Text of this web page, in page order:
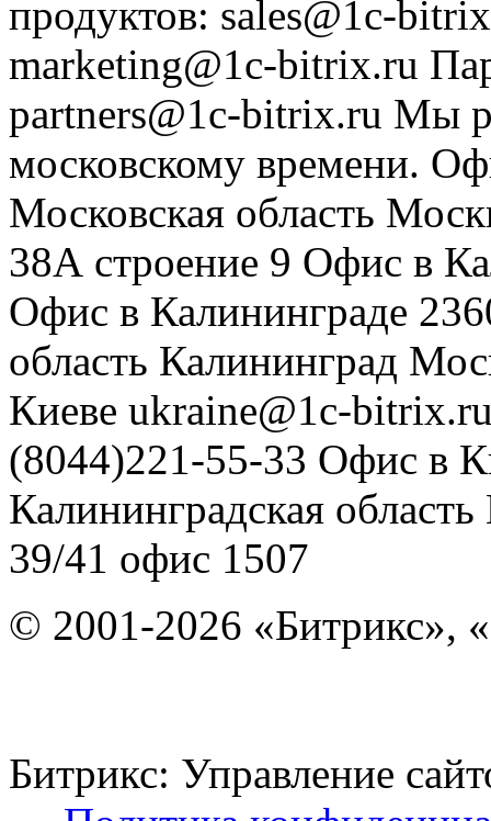
продуктов: sales@1c-
marketing@1c-bitrix.ru
partners@1c-bitrix.ru Мы
московскому времени.
Московская область
38А строение 9 Офис в
Офис в Калининграде
область Калининград
Киеве ukraine@1c-
(8044)221-55-33 Офис в
Калининградская область
39/41 офис 1507
© 2001-2026 «Битрикс»,
Битрикс: Управление